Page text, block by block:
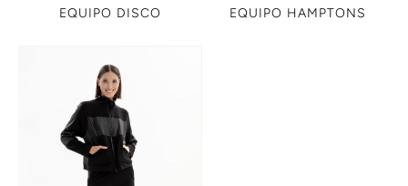
EQUIPO DISCO EQUIPO HAMPTONS